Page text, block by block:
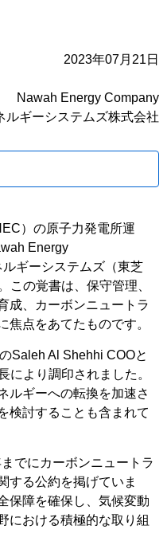
2023年07月21日
Nawah Energy Company
ルギーシステムズ株式会社
）の原子力発電所運
Energy
ギーシステムズ（東芝
この覚書は、保守管理、
成、カーボンニュートラ
焦点をあてたものです。
Saleh Al Shehhi COOと
により調印されました。
ルギーへの転換を加速さ
検討することも含まれて
でにカーボンニュートラ
する公約を掲げていま
保障を確保し、気候変動
における積極的な取り組